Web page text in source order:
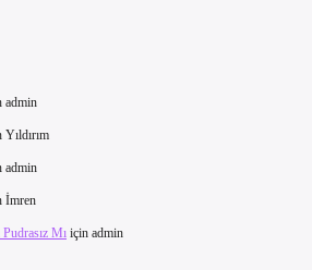
admin
Yıldırım
admin
İmren
Mı için admin